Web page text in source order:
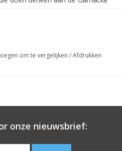
in de gemeente Marçà:
maanden rijping in dezelfde
om te vergelijken /Afdrukken
onze nieuwsbrief: